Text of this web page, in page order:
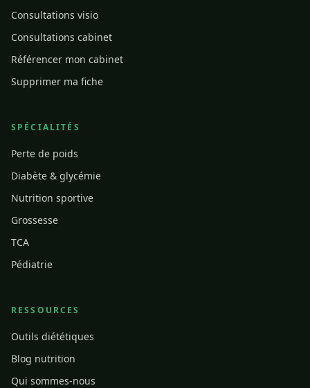
Consultations visio
Consultations cabinet
Référencer mon cabinet
Supprimer ma fiche
SPÉCIALITÉS
Perte de poids
Diabète & glycémie
Nutrition sportive
Grossesse
TCA
Pédiatrie
RESSOURCES
Outils diététiques
Blog nutrition
Qui sommes-nous